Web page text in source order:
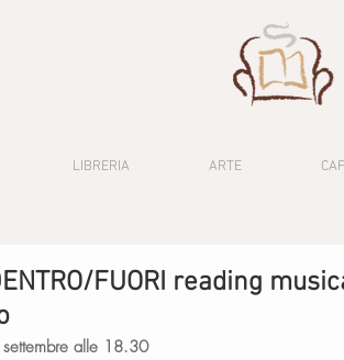
LIBRERIA ARTE
FUORI reading
alle 18.30